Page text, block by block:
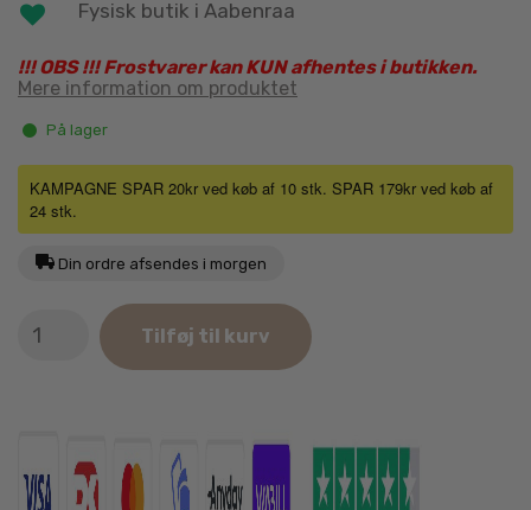
Fysisk butik i Aabenraa
!!! OBS !!!Frostvarer kan KUN afhentes i butikken.
Mere information om produktet
På lager
KAMPAGNE SPAR 20kr ved køb af 10 stk. SPAR 179kr ved køb af
24 stk.
Din ordre afsendes i morgen
Gedemix
Tilføj til kurv